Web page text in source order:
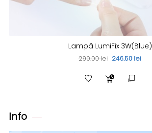
Lampă LumiFix 3W(Blue)
290.00 lei 246.50 lei
Info